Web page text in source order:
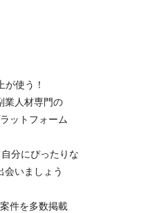
が使う！
業人材専門の
ットフォーム
分にぴったりな
会いましょう
件を多数掲載